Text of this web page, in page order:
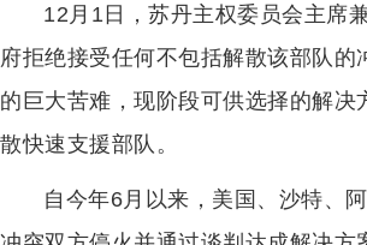
12月1日，苏丹主权委员会主席
府拒绝接受任何不包括解散该部队
的巨大苦难，现阶段可供选择的解
散快速支援部队。
自今年6月以来，美国、沙特、